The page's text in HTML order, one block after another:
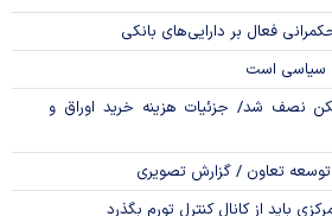
فعال بر دارایی‌های بانکی
سیاسی است
نصف شد/ جزئیات هزینه خرید اوراق و
تعاون / گزارش تصویری
باید از کانال کنترل تورم بگذرد